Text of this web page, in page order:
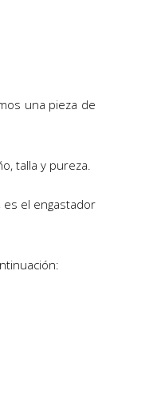
una pieza de
talla y pureza.
el engastador